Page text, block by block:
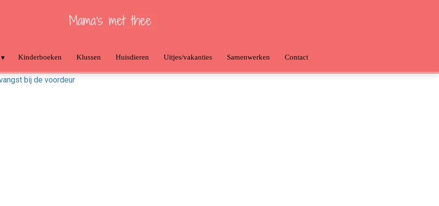
Kinderboeken Klussen Huisdieren Uitjes/vakanties Samenwerken Contact
bij de voordeur